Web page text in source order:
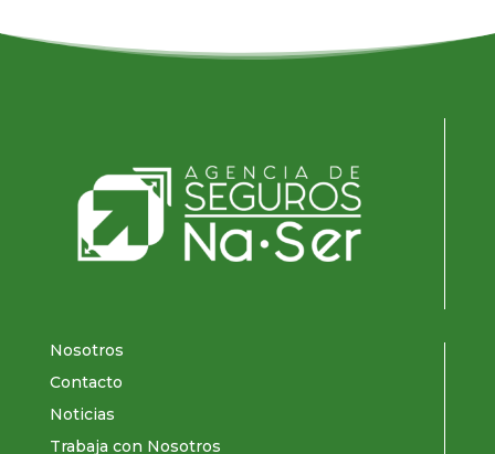
Nosotros
Contacto
Noticias
Trabaja con Nosotros